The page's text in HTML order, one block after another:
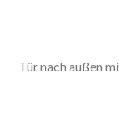
Tür nach außen